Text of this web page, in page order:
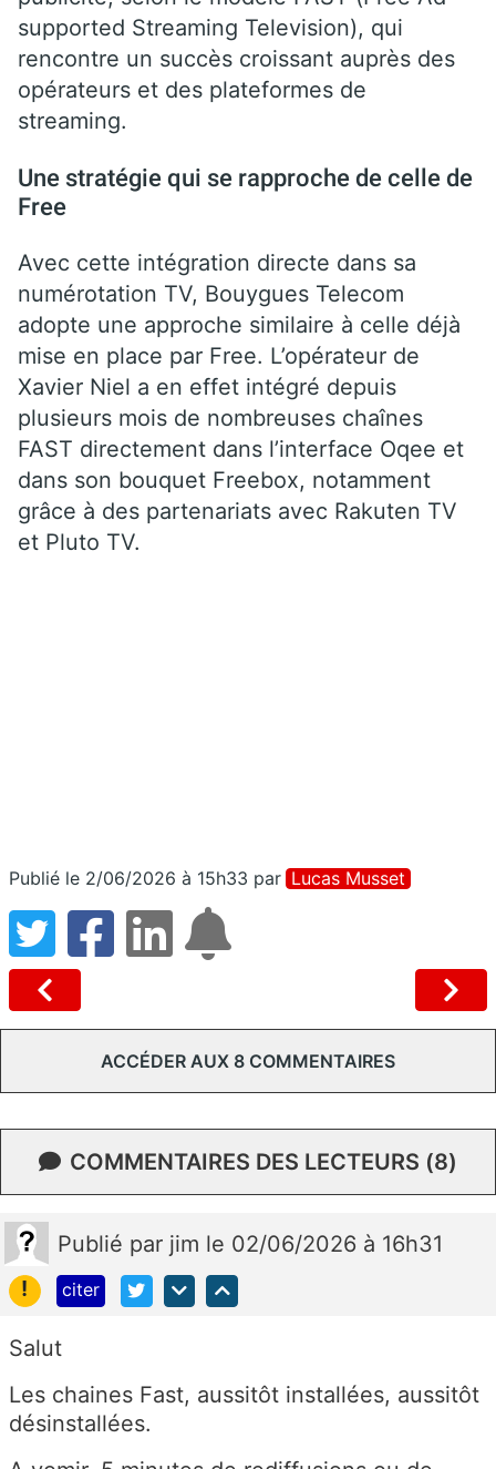
supported Streaming Television), qui
rencontre un succès croissant auprès des
opérateurs et des plateformes de
streaming.
Une stratégie qui se rapproche de celle de
Free
Avec cette intégration directe dans sa
numérotation TV, Bouygues Telecom
adopte une approche similaire à celle déjà
mise en place par Free. L’opérateur de
Xavier Niel a en effet intégré depuis
plusieurs mois de nombreuses chaînes
FAST directement dans l’interface Oqee et
dans son bouquet Freebox, notamment
grâce à des partenariats avec Rakuten TV
et Pluto TV.
Publié le 2/06/2026 à 15h33 par Lucas Musset
ACCÉDER AUX 8 COMMENTAIRES
COMMENTAIRES DES LECTEURS (8)
Publié par jim le 02/06/2026 à 16h31
!
citer
Salut
Les chaines Fast, aussitôt installées, aussitôt
désinstallées.